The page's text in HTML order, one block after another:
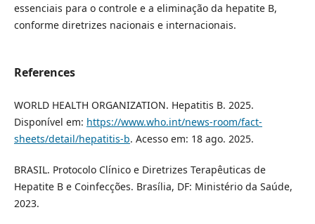
essenciais para o controle e a eliminação da hepatite B,
conforme diretrizes nacionais e internacionais.
References
WORLD HEALTH ORGANIZATION. Hepatitis B. 2025.
Disponível em: https://www.who.int/news-room/fact-
sheets/detail/hepatitis-b. Acesso em: 18 ago. 2025.
BRASIL. Protocolo Clínico e Diretrizes Terapêuticas de
Hepatite B e Coinfecções. Brasília, DF: Ministério da Saúde,
2023.